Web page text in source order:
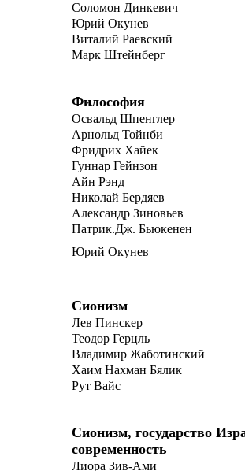
Соломон Динкевич
Юрий Окунев
Виталий Раевский
Марк Штейнберг
Философия
Освальд Шпенглер
Арнольд Тойнби
Фридрих Хайек
Гуннар Гейнзон
Айн Рэнд
Николай Бердяев
Александр Зиновьев
Патрик.Дж. Бьюкенен
Юрий Окунев
Сионизм
Лев Пинскер
Теодор Герцль
Владимир Жаботинский
Хаим Нахман Бялик
Рут Вайс
Сионизм, государство
современность
Лиора Зив-Ами